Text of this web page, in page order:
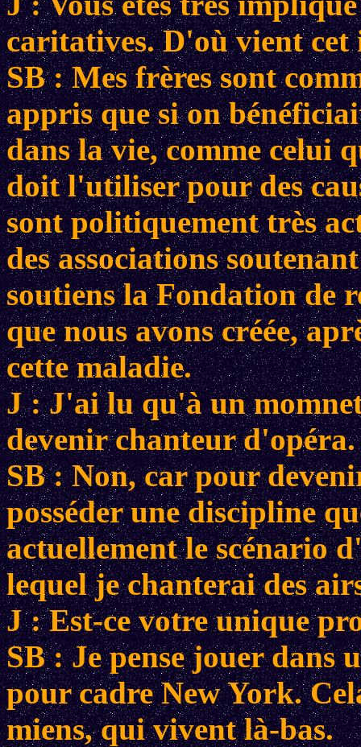
caritatives. D'où vient cet
SB : Mes frères sont
appris que si on
dans la vie, comme celui
doit l'utiliser pour des
sont politiquement très
des associations
soutiens la Fondation de
que nous avons créée,
cette maladie.
J : J'ai lu qu'à un
devenir chanteur
SB : Non, car pour
posséder une discipline
actuellement le scénario
lequel je chanterai des
J : Est-ce votre unique
SB : Je pense jouer dans
pour cadre New York.
miens, qui vivent là-bas.